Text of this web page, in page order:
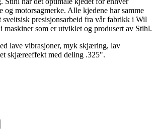
og motorsagmerke. Alle kjedene har samme
sveitsisk presisjonsarbeid fra vår fabrikk i Wil
maskiner som er utviklet og produsert av Stihl.
lave vibrasjoner, myk skjæring, lav
skjæreeffekt med deling .325".